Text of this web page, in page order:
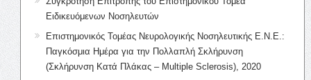
Ειδικευόμενων Νοσηλευτών
Επιστημονικός Τομέας Νευρολογικής Νοσηλευτικής Ε.Ν.Ε.:
Παγκόσμια Ημέρα για την Πολλαπλή Σκλήρυνση
(Σκλήρυνση Κατά Πλάκας – Multiple Sclerosis), 2020